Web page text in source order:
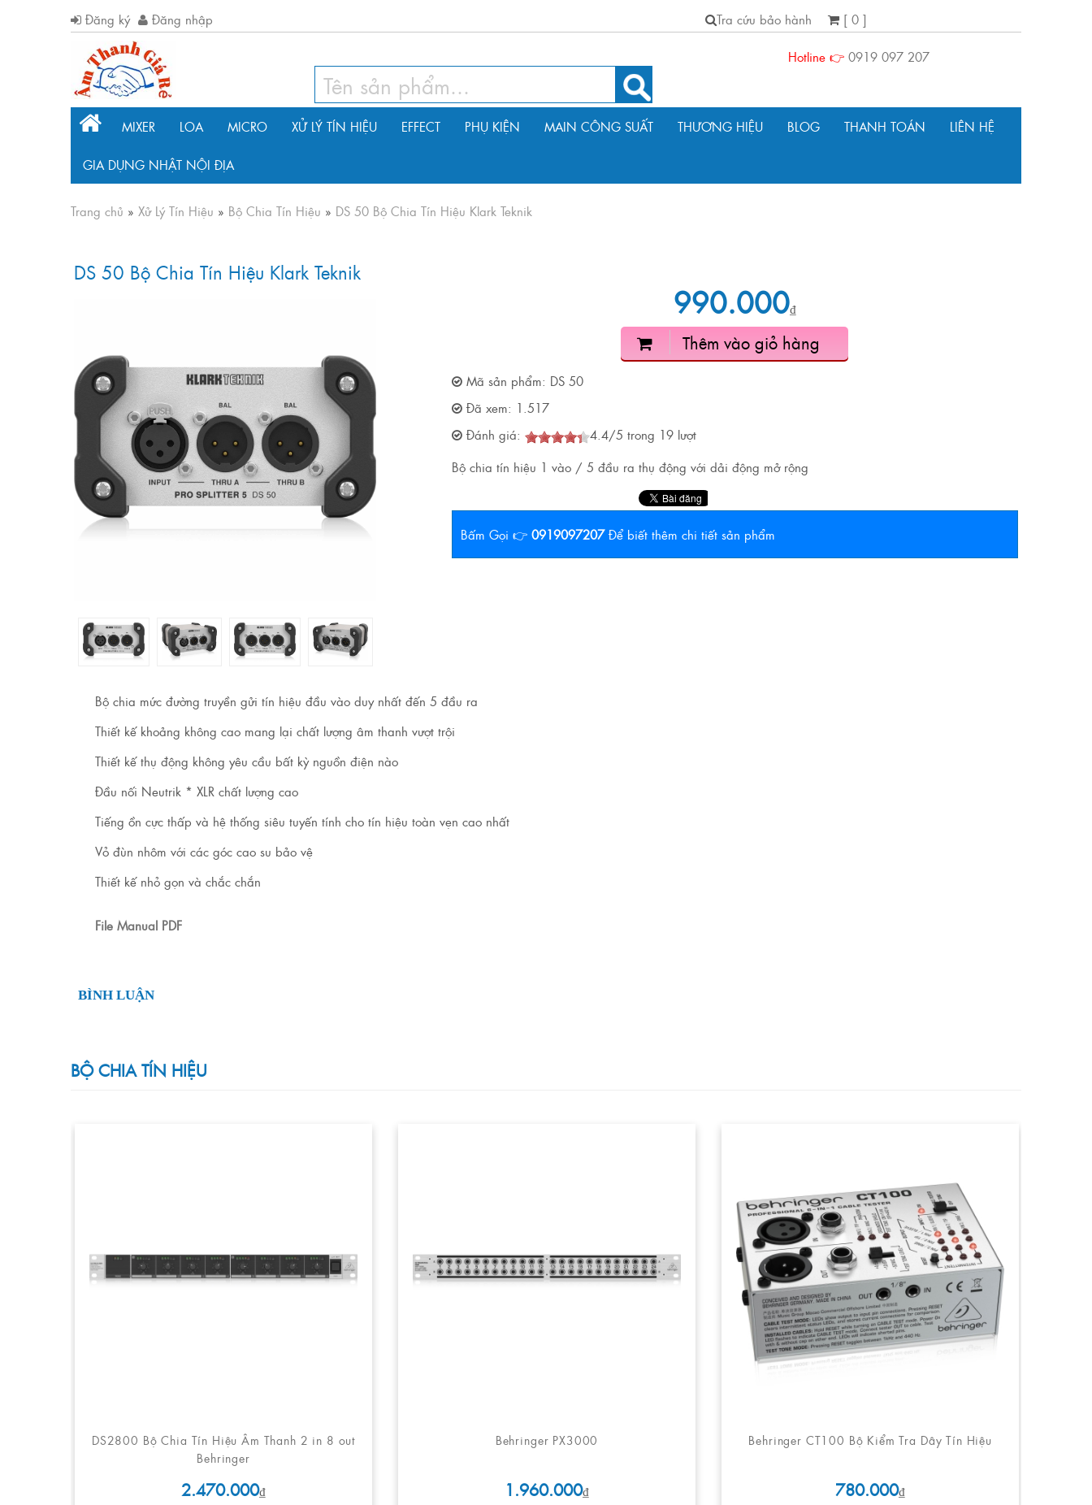
Đăng ký Đăng nhập Tra cứu bảo hành
[ 0 ]
Hotline 👉 0919 097 207
MIXER LOA MICRO XỬ LÝ TÍN HIỆU EFFECT PHỤ KIỆN MAIN CÔNG SUẤT THƯƠNG HIỆU BLOG THANH TOÁN LIÊN HỆ
GIA DỤNG NHẬT NỘI ĐỊA
Trang chủ » Xử Lý Tín Hiệu » Bộ Chia Tín Hiệu » DS 50 Bộ Chia Tín Hiệu Klark Teknik
DS 50 Bộ Chia Tín Hiệu Klark Teknik
990.000₫
Thêm vào giỏ hàng
Mã sản phẩm: DS 50
Đã xem: 1.517
Đánh giá:
4.4/5 trong 19lượt
Bộ chia tín hiệu 1 vào / 5 đầu ra thụ động với dải động mở rộng
Bấm Gọi 👉 0919097207 Để biết thêm chi tiết sản phẩm
Bộ chia mức đường truyền gửi tín hiệu đầu vào duy nhất đến 5 đầu ra
Thiết kế khoảng không cao mang lại chất lượng âm thanh vượt trội
Thiết kế thụ động không yêu cầu bất kỳ nguồn điện nào
Đầu nối Neutrik * XLR chất lượng cao
Tiếng ồn cực thấp và hệ thống siêu tuyến tính cho tín hiệu toàn vẹn cao nhất
Vỏ đùn nhôm với các góc cao su bảo vệ
Thiết kế nhỏ gọn và chắc chắn
File Manual PDF
BÌNH LUẬN
BỘ CHIA TÍN HIỆU
DS2800 Bộ Chia Tín Hiệu Âm Thanh 2 in 8 out
Behringer
2.470.000₫
Behringer PX3000
1.960.000₫
Behringer CT100 Bộ Kiểm Tra Dây Tín Hiệu
780.000₫